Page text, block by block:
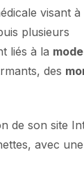
visant à
plusieurs
liés à la mode
des
de son site
avec une